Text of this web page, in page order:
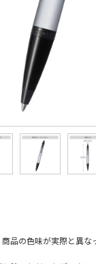
品の色味が実際と異な